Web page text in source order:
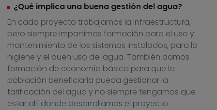
¿Qué implica una buena gestión del agua?
En cada proyecto trabajamos la infraestructura,
pero siempre impartimos formación para el uso y
mantenimiento de los sistemas instalados, para la
higiene y el buen uso del agua. También damos
formación de economía básica para que la
población beneficiaria pueda gestionar la
tarificación del agua y no siempre tengamos que
estar allí donde desarrollamos el proyecto.